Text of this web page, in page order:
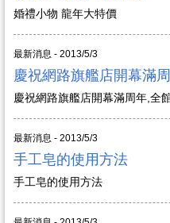
婚禮小物 龍年大特價
最新消息 - 2013/5/3
慶祝網路旗艦店開幕滿
慶祝網路旗艦店開幕滿周年,
最新消息 - 2013/5/3
手工皂的使用方法
手工皂的使用方法